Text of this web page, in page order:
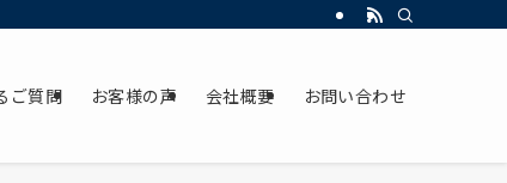
ご質問 お客様の声 会社概要 お問い合わせ